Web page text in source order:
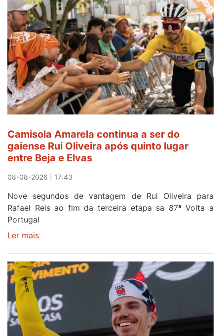
Camisola Amarela continua a ser do
gaiense Rui Oliveira após quinto lugar
entre Beja e Elvas
08-08-2026 | 17:43
Nove segundos de vantagem de Rui Oliveira para
Rafael Reis ao fim da terceira etapa sa 87ª Volta a
Portugal
Ler mais
Amarela
continua
ser
do
gaiense
Rui